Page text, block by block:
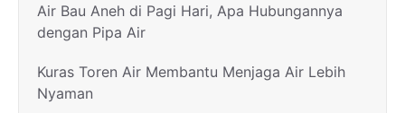
Air Bau Aneh di Pagi Hari, Apa Hubungannya
dengan Pipa Air
Kuras Toren Air Membantu Menjaga Air Lebih
Nyaman